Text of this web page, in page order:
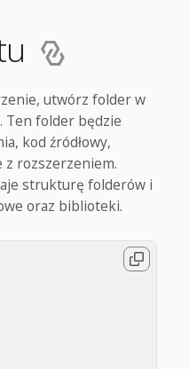
utwórz folder w
Ten folder będzie
kod źródłowy,
z rozszerzeniem.
strukturę folderów i
oraz biblioteki.